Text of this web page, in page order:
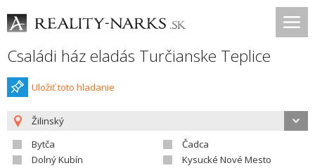
Családi ház eladás Turčianske Teplice
Uložiť toto hladanie
Žilinský
Bytča
Čadca
Dolný Kubín
Kysucké Nové Mesto